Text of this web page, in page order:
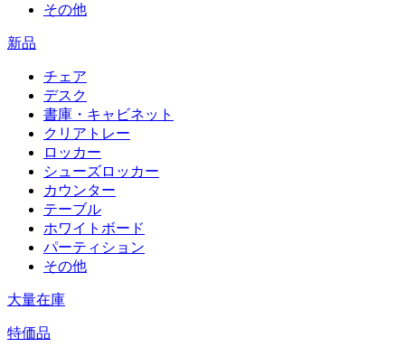
その他
新品
チェア
デスク
書庫・キャビネット
クリアトレー
ロッカー
シューズロッカー
カウンター
テーブル
ホワイトボード
パーティション
その他
大量在庫
特価品